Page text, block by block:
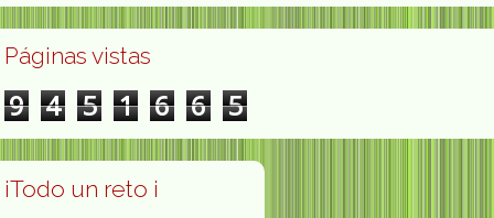
Páginas vistas
9 4 5 1 6 6 5
¡Todo un reto ¡